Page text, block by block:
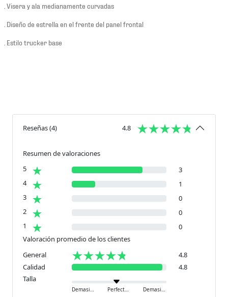
. Visera y ala medianamente curvadas
. Diseño de estrella en el frente del panel frontal
. Estilo trucker base
Reseñas(4) 4.8
Resumen de valoraciones
5
3
4
1
3
0
2
0
1
0
Valoración promedio de los clientes
General
4.8
Calidad
4.8
Talla
Demasiado pequeño Perfecto Demasiado grande